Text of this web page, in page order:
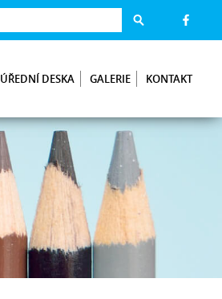
ÚŘEDNÍ DESKA GALERIE KONTAKT